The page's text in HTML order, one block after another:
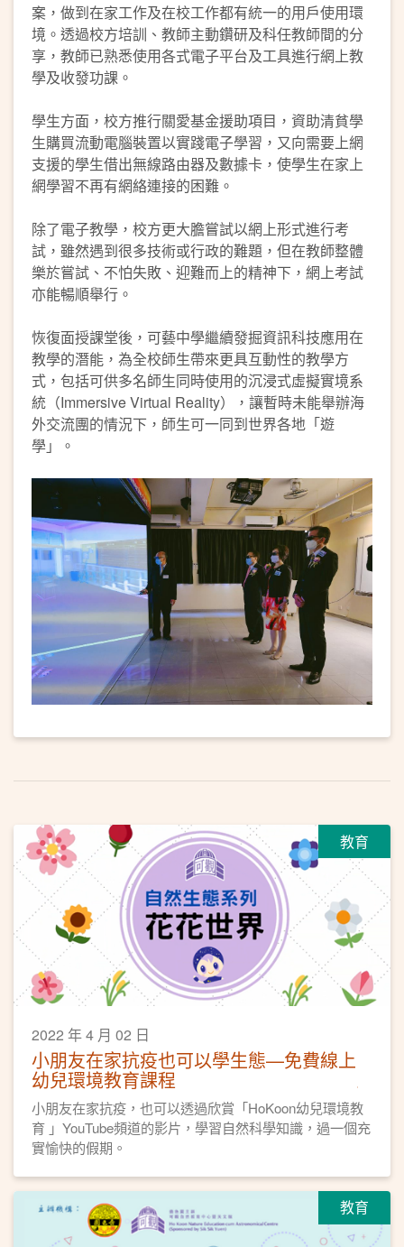
案，做到在家工作及在校工作都有統一的用戶使用環
境。透過校方培訓、教師主動鑽研及科任教師間的分
享，教師已熟悉使用各式電子平台及工具進行網上教
學及收發功課。
學生方面，校方推行關愛基金援助項目，資助清貧學
生購買流動電腦裝置以實踐電子學習，又向需要上網
支援的學生借出無線路由器及數據卡，使學生在家上
網學習不再有網絡連接的困難。
除了電子教學，校方更大膽嘗試以網上形式進行考
試，雖然遇到很多技術或行政的難題，但在教師整體
樂於嘗試、不怕失敗、迎難而上的精神下，網上考試
亦能暢順舉行。
恢復面授課堂後，可藝中學繼續發掘資訊科技應用在
教學的潛能，為全校師生帶來更具互動性的教學方
式，包括可供多名師生同時使用的沉浸式虛擬實境系
統（Immersive Virtual Reality），讓暫時未能舉辦海
外交流團的情況下，師生可一同到世界各地「遊
學」。
教育
2022 年 4 月 02 日
小朋友在家抗疫也可以學生態—免費線上
幼兒環境教育課程
小朋友在家抗疫，也可以透過欣賞「HoKoon幼兒環境教
育 」YouTube頻道的影片，學習自然科學知識，過一個充
實愉快的假期。
教育